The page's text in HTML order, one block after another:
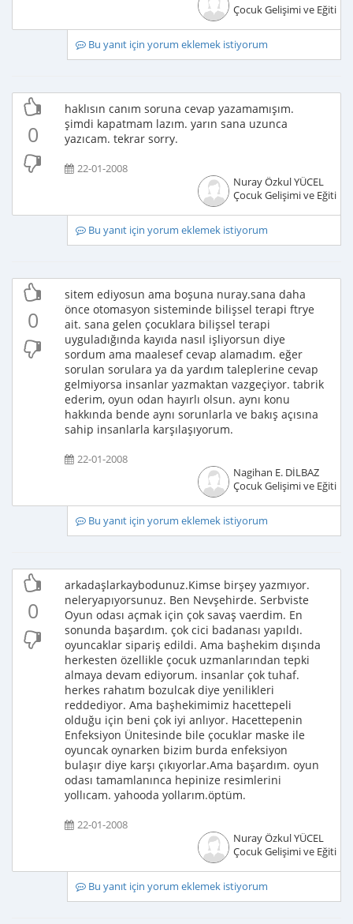
Çocuk Gelişimi ve
Bu yanıt için yorum eklemek istiyorum
0
haklısın canım soruna cevap yazamamışım.
şimdi kapatmam lazım. yarın sana uzunca
yazıcam. tekrar sorry.
22-01-2008
Nuray Özkul YÜCEL
Çocuk Gelişimi ve
Bu yanıt için yorum eklemek istiyorum
0
sitem ediyosun ama boşuna nuray.sana daha
önce otomasyon sisteminde bilişsel terapi ftrye
ait. sana gelen çocuklara bilişsel terapi
uyguladığında kayıda nasıl işliyorsun diye
sordum ama maalesef cevap alamadım. eğer
sorulan sorulara ya da yardım taleplerine cevap
gelmiyorsa insanlar yazmaktan vazgeçiyor. tabrik
ederim, oyun odan hayırlı olsun. aynı konu
hakkında bende aynı sorunlarla ve bakış açısına
sahip insanlarla karşılaşıyorum.
22-01-2008
Nagihan E. DİLBAZ
Çocuk Gelişimi ve
Bu yanıt için yorum eklemek istiyorum
0
arkadaşlarkaybodunuz.Kimse birşey yazmıyor.
neleryapıyorsunuz. Ben Nevşehirde. Serbviste
Oyun odası açmak için çok savaş vaerdim. En
sonunda başardım. çok cici badanası yapıldı.
oyuncaklar sipariş edildi. Ama başhekim dışında
herkesten özellikle çocuk uzmanlarından tepki
almaya devam ediyorum. insanlar çok tuhaf.
herkes rahatım bozulcak diye yenilikleri
reddediyor. Ama başhekimimiz hacettepeli
olduğu için beni çok iyi anlıyor. Hacettepenin
Enfeksiyon Ünitesinde bile çocuklar maske ile
oyuncak oynarken bizim burda enfeksiyon
bulaşır diye karşı çıkıyorlar.Ama başardım. oyun
odası tamamlanınca hepinize resimlerini
yollıcam. yahooda yollarım.öptüm.
22-01-2008
Nuray Özkul YÜCEL
Çocuk Gelişimi ve
Bu yanıt için yorum eklemek istiyorum